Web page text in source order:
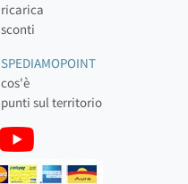
ricarica
sconti
SPEDIAMOPOINT
cos'è
punti sul territorio